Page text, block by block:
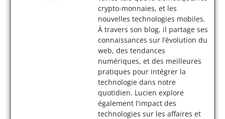
crypto-monnaies, et les
nouvelles technologies mobiles.
À travers son blog, il partage ses
connaissances sur l’évolution du
web, des tendances
numériques, et des meilleures
pratiques pour intégrer la
technologie dans notre
quotidien. Lucien explore
également l'impact des
technologies sur les affaires et